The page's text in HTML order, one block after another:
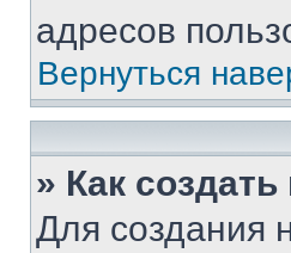
адресов
Вернуться
» Как
Для создания